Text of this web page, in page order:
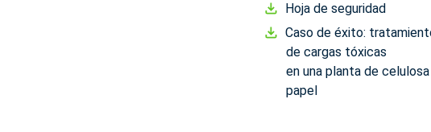
Hoja de seguridad
Caso de éxito:
de cargas tóxicas
en una planta de
papel